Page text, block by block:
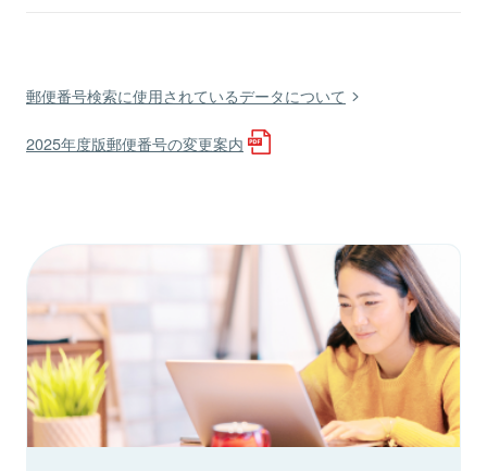
郵便番号検索に使用されているデータについて
2025年度版郵便番号の変更案内